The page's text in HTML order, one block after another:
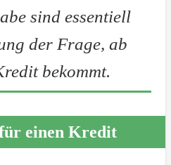
sind essentiell
der Frage, ab
bekommt.
einen Kredit